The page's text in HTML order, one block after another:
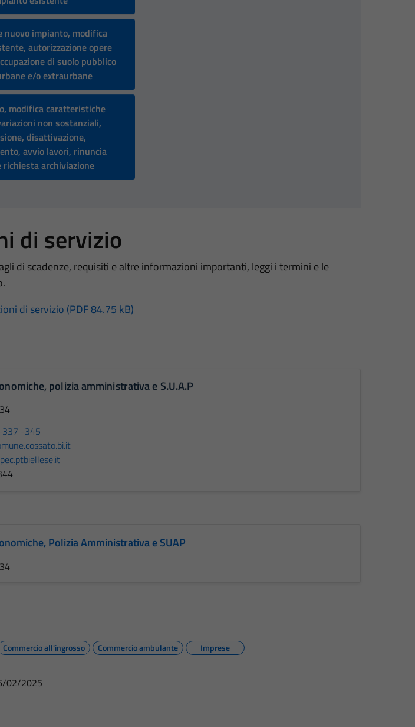
nuovo impianto, modifica
autorizzazione opere
di suolo pubblico
e/o extraurbane
modifica caratteristiche
non sostanziali,
disattivazione,
avvio lavori, rinuncia
richiesta archiviazione
di servizio
di scadenze, requisiti e altre informazioni importanti, leggi i termini e le
di servizio (PDF 84.75 kB)
polizia amministrativa e S.U.A.P
-345
Polizia Amministrativa e SUAP
Commercio all'ingrosso Commercio ambulante Imprese
02/2025